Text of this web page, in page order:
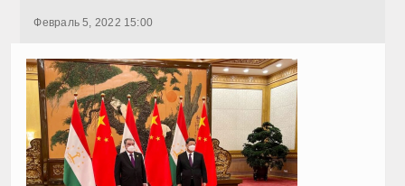
Февраль 5, 2022 15:00